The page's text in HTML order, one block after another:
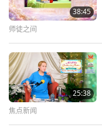
38:45
师徒之间
25:38
焦点新闻